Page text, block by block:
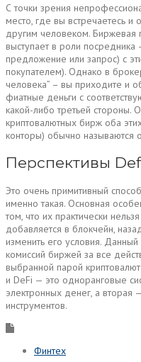
С точки зрения
место, где вы встречаетесь и
другим человеком. Биржевая
выступает в роли посредника
предложение или запрос) с
покупателем). Однако в
человека” – вы приходите и
фиатные деньги с
какой-либо третьей стороны.
криптовалютных бирж оба
конторы) обычно
Перспективы
Это очень примитивный
именно такая. Основная
том, что их практически
добавляется в блокчейн,
изменить его условия.
комиссий биржей за все
выбранной парой
и DeFi — это одноранговые
электронных денег, а вторая
инструментов.
Финтех